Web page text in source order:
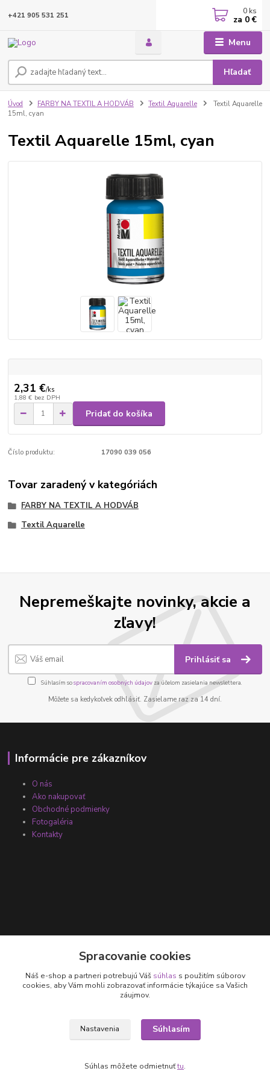
Menu
Hľadať
+421 905 531 251 0 ks
za 0 €
Úvod FARBY NA TEXTIL A HODVÁB Textil Aquarelle
Textil Aquarelle
15ml, cyan
Textil Aquarelle 15ml, cyan
2,31 €/ks
1,88 € bez DPH
Pridať do košíka
Číslo produktu: 17090 039 056
Tovar zaradený v kategóriách
FARBY NA TEXTIL A HODVÁB
Textil Aquarelle
Nepremeškajte novinky, akcie a
zľavy!
Prihlásiť sa
Súhlasím sospracovaním osobných údajov za účelom zasielania newslettera.
Môžete sa kedykoľvek odhlásiť. Zasielame raz za 14 dní.
Informácie pre zákazníkov
O nás
Ako nakupovať
Obchodné podmienky
Fotogaléria
Kontakty
+421 905 531 251
Spracovanie cookies
Náš e-shop a partneri potrebujú Váš súhlas s použitím súborov
cookies, aby Vám mohli zobrazovať informácie týkajúce sa Vašich
záujmov.
Nastavenia Súhlasím
Súhlas môžete odmietnuťtu.